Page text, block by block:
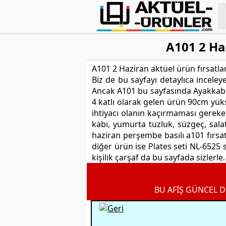
A101 2
A101 2 Haziran aktüel ürün
Biz de bu sayfayı detaylıca
Ancak A101 bu sayfasında
4 katlı olarak gelen ürün 90cm
ihtiyacı olanın kaçırmaması
kabı, yumurta tuzluk, süzgeç,
haziran perşembe basılı a101
diğer ürün ise Plates seti NL-6525
kişilik çarşaf da bu sayfada
BU AFİŞ GÜNCEL